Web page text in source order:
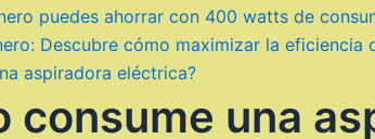
puedes ahorrar con 400 watts de
Descubre cómo maximizar la eficiencia
aspiradora eléctrica?
consume una